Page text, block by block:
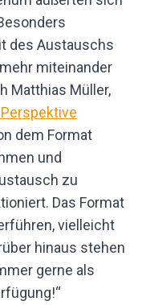
des Austauschs
miteinander
Matthias Müller,
dem Format
und
zu
Das Format
vielleicht
hinaus stehen
gerne als